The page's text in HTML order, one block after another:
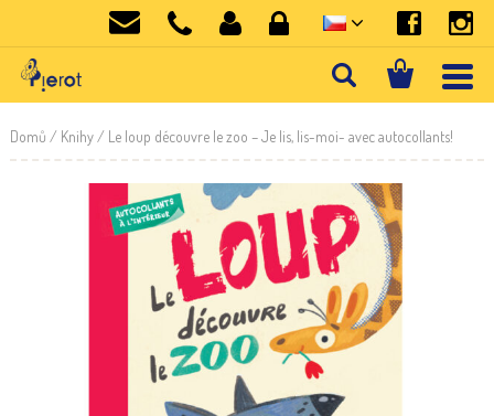
Domů / Knihy/ Le loup découvre le zoo – Je lis, lis-moi- avec autocollants!